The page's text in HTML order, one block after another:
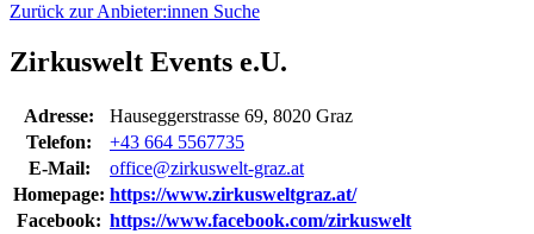
Zurück zur Anbieter:innen Suche
Zir­kus­welt Events e.U.
Adresse:
Hau­seg­ger­stras­se 69, 8020 Graz
Telefon:
+43 664 5567735
E‑Mail:
office@zirkuswelt-graz.at
Homepage: https://www.zirkusweltgraz.at/
Facebook: https://www.facebook.com/zirkuswelt